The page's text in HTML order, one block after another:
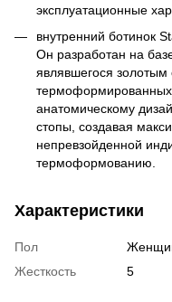
эксплуатационные
внутренний ботинок
Он разработан на
являвшегося золотым
термоформированных
анатомическому
стопы, создавая
непревзойденной
термоформованию.
Характеристики
Пол
Жесткость
5